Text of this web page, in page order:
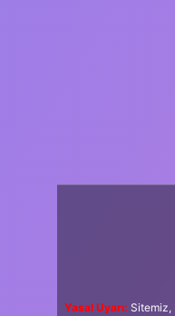
Yasal Uyarı: Sitemiz,